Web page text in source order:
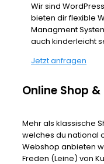
Wir sind
bieten dir flexible
Managment
auch kinderleicht
Jetzt anfragen
Online Shop
Mehr als klassische
welches du national
Webshop anbieten
Freden (Leine) von